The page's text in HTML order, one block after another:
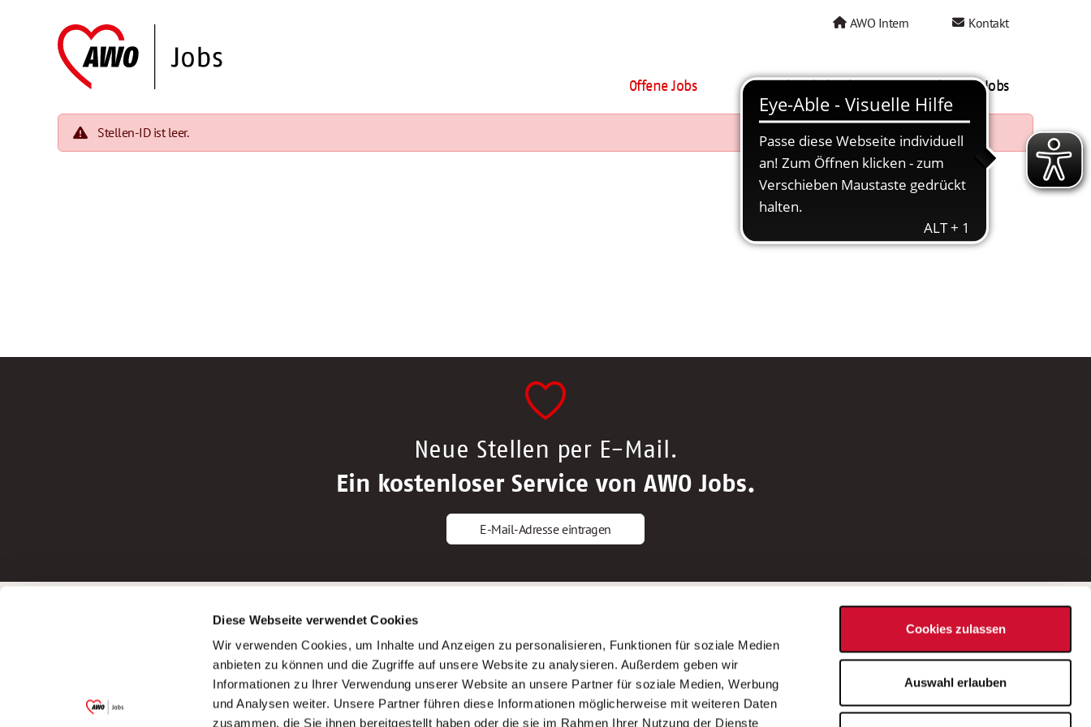
Diese Webseite verwendet Cookies
Wir verwenden Cookies, um Inhalte und Anzeigen zu personalisieren, Funktionen für soziale Medien
anbieten zu können und die Zugriffe auf unsere Website zu analysieren. Außerdem geben wir
Informationen zu Ihrer Verwendung unserer Website an unsere Partner für soziale Medien, Werbung
und Analysen weiter. Unsere Partner führen diese Informationen möglicherweise mit weiteren Daten
zusammen, die Sie ihnen bereitgestellt haben oder die sie im Rahmen Ihrer Nutzung der Dienste
Cookies zulassen
Auswahl erlauben
AWO Intern Kontakt
Offene Jobs AWO als Arbeitgeber Mein AWO Jobs
Stellen-ID ist leer.
Neue Stellen per E-Mail.
Ein kostenloser Service von AWO Jobs.
E-Mail-Adresse eintragen
Garitz Bewirtschaftungsbetriebe GmbH
(Ein Tochterunternehmen des AWO
Bezirksverbandes Unterfranken e.V.)
Bewerbungstipps
Bewerbung als Altenpfleger*in
Bewerbung als Krankenpfleger*in
Bewerbung als Altenpflegehelfer*in
Bewerbung als Erzieher*in
AWO Gliederungen nach Bundesland
Stellenangebote nach Bundesländern
Sitemap
Impressum
Datenschutz
Bei Fragen zu einer Stellenausschreibung
wenden Sie sich bitte an die*den in der
Stellenausschreibung genannte*n